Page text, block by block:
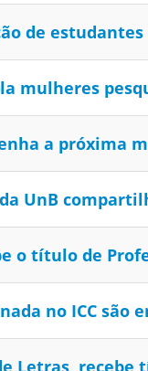
de estudantes
mulheres
a próxima
UnB
o título de
no ICC são
Letras, recebe